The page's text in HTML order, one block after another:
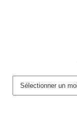
Archive